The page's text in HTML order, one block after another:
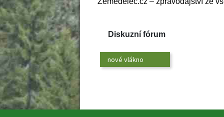
Diskuzní fórum
nové vlákno